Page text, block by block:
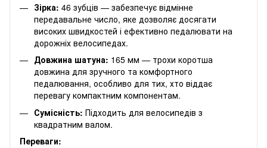
Зірка: 46 зубців — забезпечує відмінне
передавальне число, яке дозволяє досягати
високих швидкостей і ефективно педалювати на
дорожніх велосипедах.
Довжина шатуна: 165 мм — трохи коротша
довжина для зручного та комфортного
педалювання, особливо для тих, хто віддає
перевагу компактним компонентам.
Сумісність: Підходить для велосипедів з
квадратним валом.
Переваги: